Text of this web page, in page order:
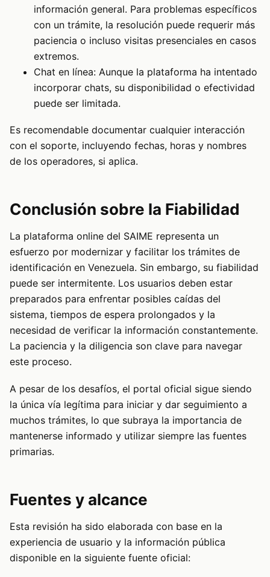
información general. Para problemas específicos
con un trámite, la resolución puede requerir más
paciencia o incluso visitas presenciales en casos
extremos.
Chat en línea: Aunque la plataforma ha intentado
incorporar chats, su disponibilidad o efectividad
puede ser limitada.
Es recomendable documentar cualquier interacción
con el soporte, incluyendo fechas, horas y nombres
de los operadores, si aplica.
Conclusión sobre la Fiabilidad
La plataforma online del SAIME representa un
esfuerzo por modernizar y facilitar los trámites de
identificación en Venezuela. Sin embargo, su fiabilidad
puede ser intermitente. Los usuarios deben estar
preparados para enfrentar posibles caídas del
sistema, tiempos de espera prolongados y la
necesidad de verificar la información constantemente.
La paciencia y la diligencia son clave para navegar
este proceso.
A pesar de los desafíos, el portal oficial sigue siendo
la única vía legítima para iniciar y dar seguimiento a
muchos trámites, lo que subraya la importancia de
mantenerse informado y utilizar siempre las fuentes
primarias.
Fuentes y alcance
Esta revisión ha sido elaborada con base en la
experiencia de usuario y la información pública
disponible en la siguiente fuente oficial: